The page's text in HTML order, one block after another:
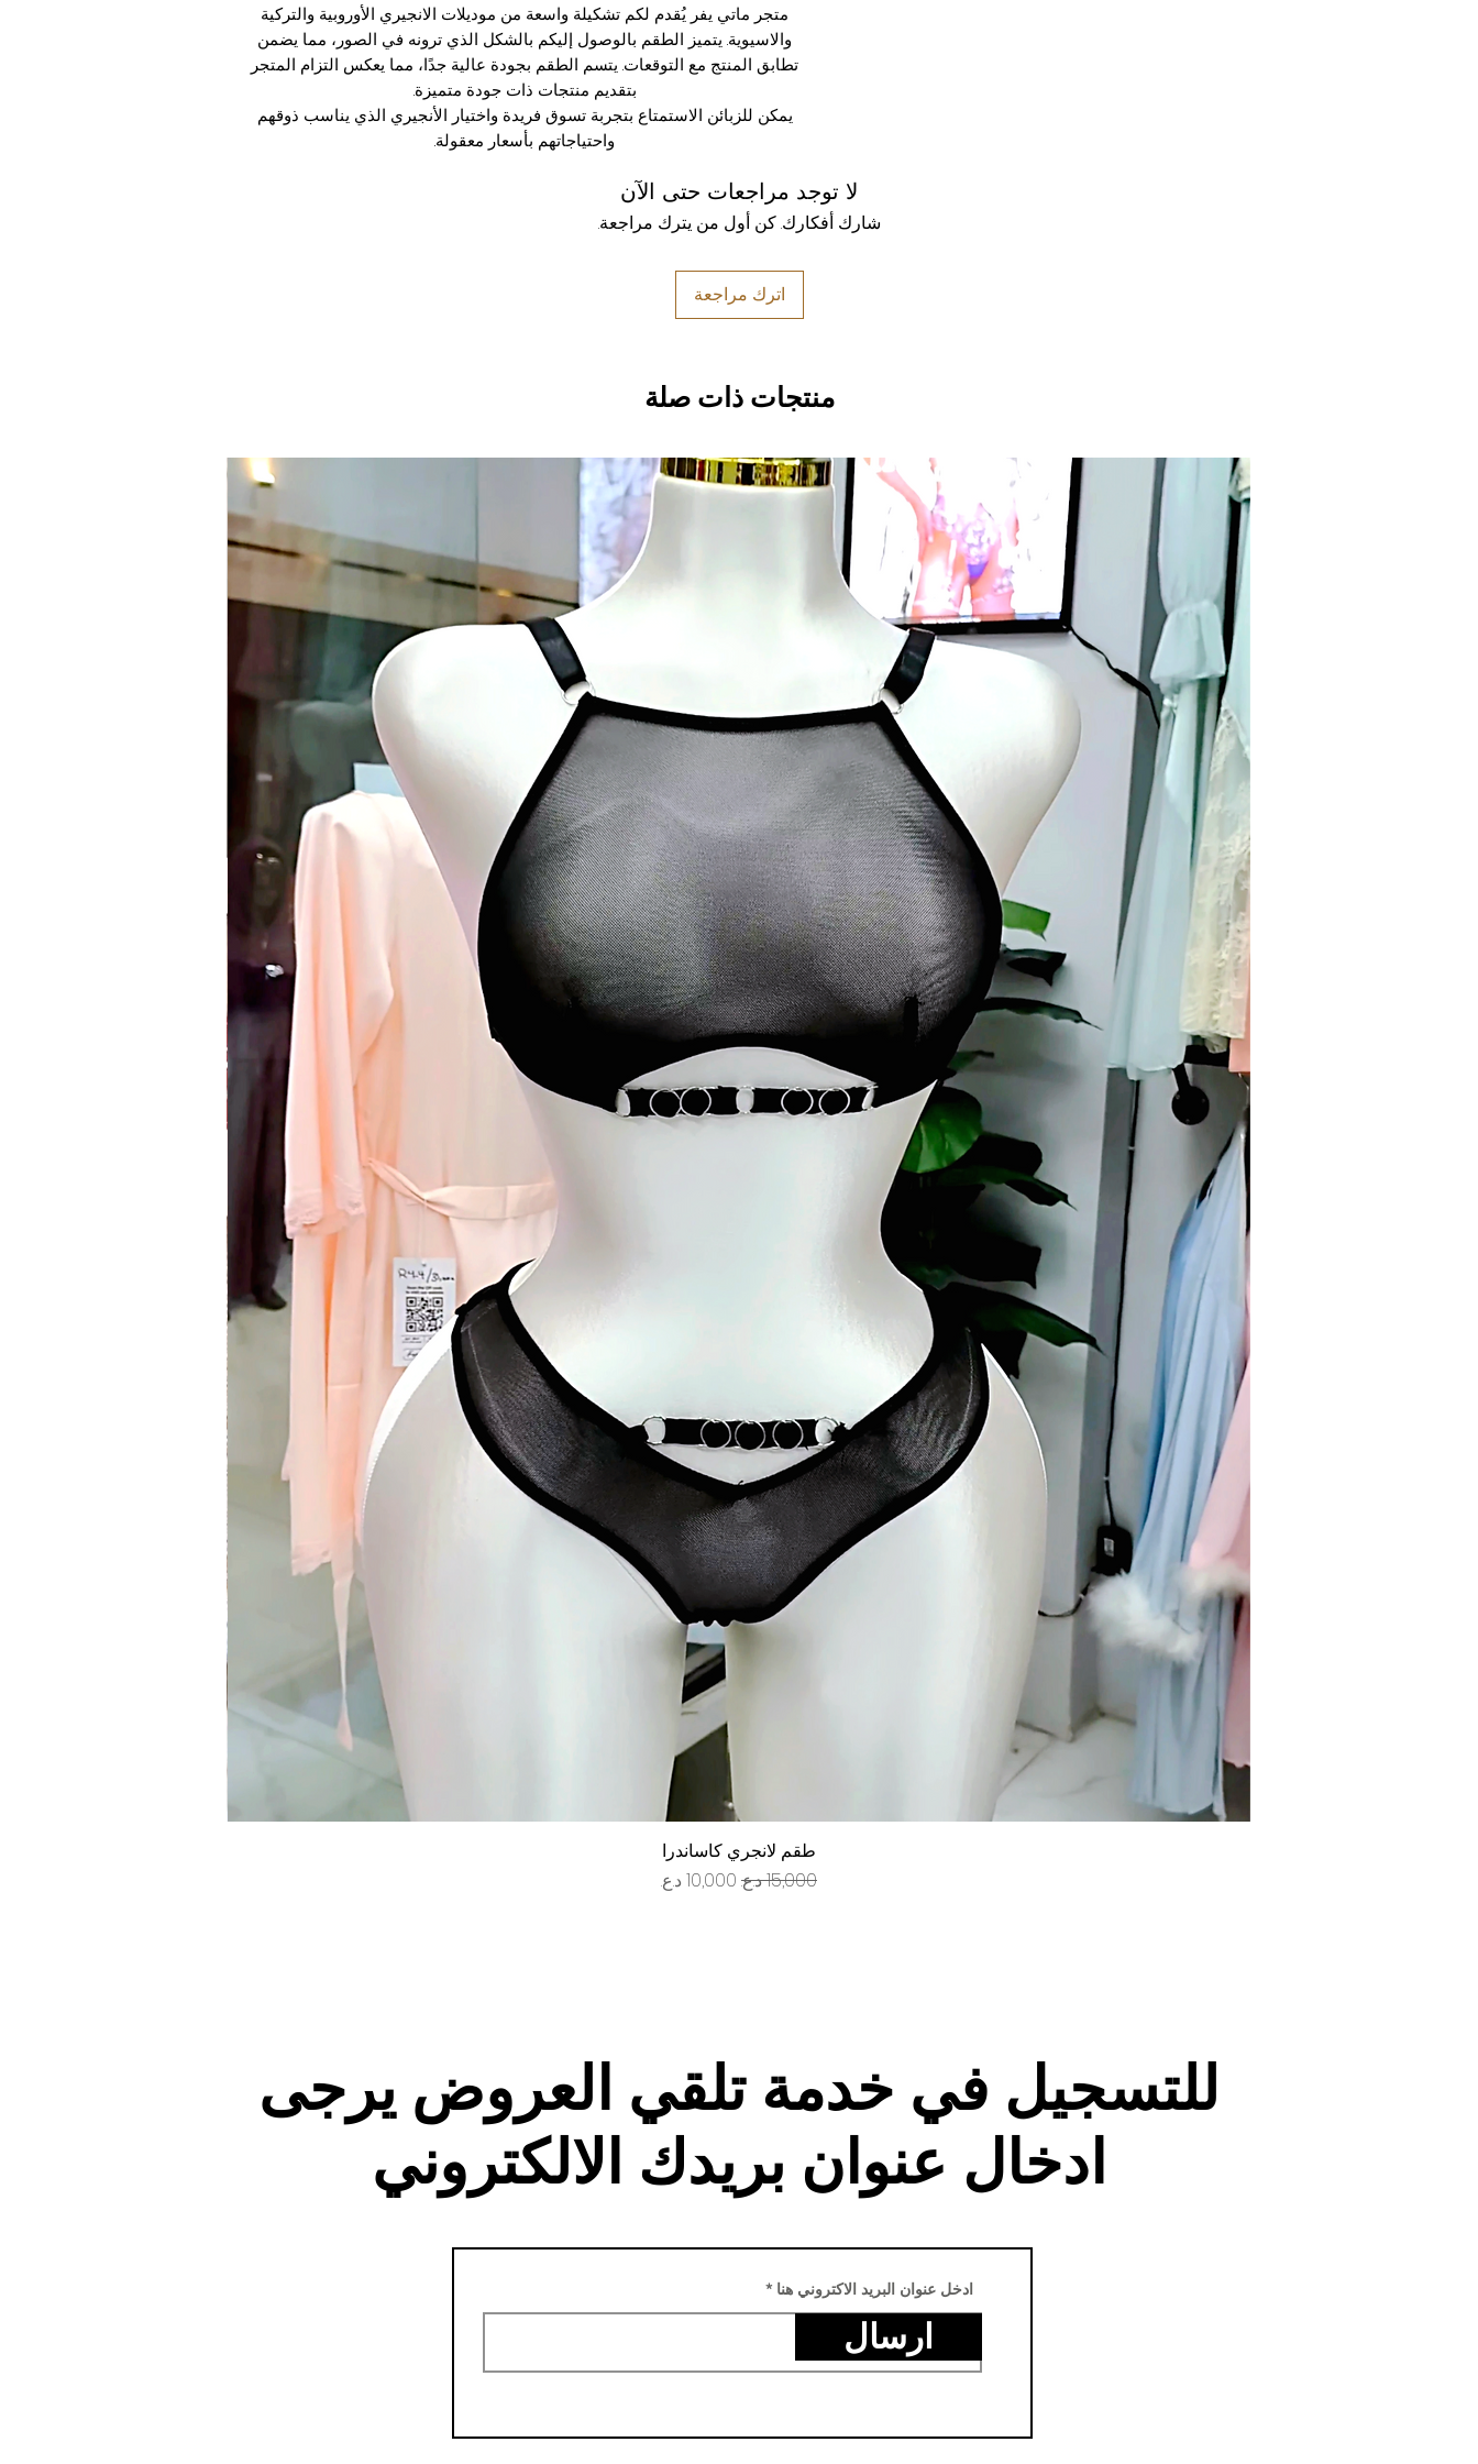
متجر ماتي يفر يُقدم لكم تشكيلة واسعة من موديلات الانجيري الأوروبية والتركية
والاسيوية. يتميز الطقم بالوصول إليكم بالشكل الذي ترونه في الصور، مما يضمن
تطابق المنتج مع التوقعات. يتسم الطقم بجودة عالية جدًا، مما يعكس التزام المتجر
بتقديم منتجات ذات جودة متميزة.
يمكن للزبائن الاستمتاع بتجربة تسوق فريدة واختيار الأنجيري الذي يناسب ذوقهم
واحتياجاتهم بأسعار معقولة.
لا توجد مراجعات حتى الآن
شارك أفكارك. كن أول من يترك مراجعة.
اترك مراجعة
منتجات ذات صلة
العرض السريع
طقم لانجري كاساندرا
سعر عادي سعر البيع
للتسجيل في خدمة تلقي العروض يرجى
ادخال عنوان بريدك الالكتروني
ادخل عنوان البريد الاكتروني هنا
ارسال